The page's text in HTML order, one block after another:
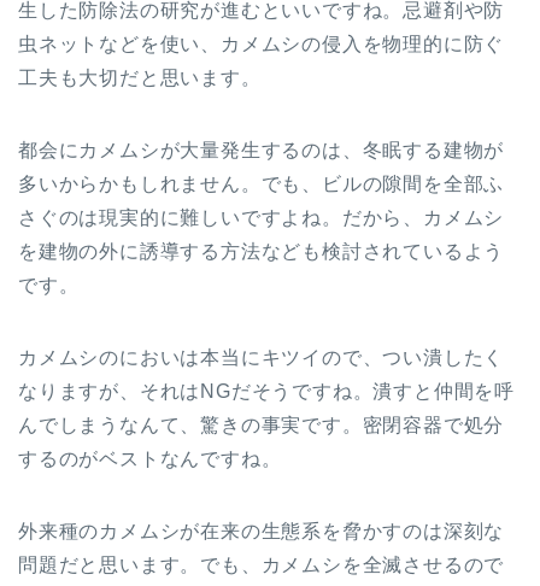
生した防除法の研究が進むといいですね。忌避剤や防
虫ネットなどを使い、カメムシの侵入を物理的に防ぐ
工夫も大切だと思います。
都会にカメムシが大量発生するのは、冬眠する建物が
多いからかもしれません。でも、ビルの隙間を全部ふ
さぐのは現実的に難しいですよね。だから、カメムシ
を建物の外に誘導する方法なども検討されているよう
です。
カメムシのにおいは本当にキツイので、つい潰したく
なりますが、それはNGだそうですね。潰すと仲間を呼
んでしまうなんて、驚きの事実です。密閉容器で処分
するのがベストなんですね。
外来種のカメムシが在来の生態系を脅かすのは深刻な
問題だと思います。でも、カメムシを全滅させるので